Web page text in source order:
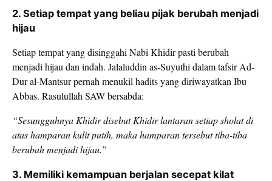
2. Setiap tempat yang beliau pijak berubah menjadi
hijau
Setiap tempat yang disinggahi Nabi Khidir pasti berubah
menjadi hijau dan indah. Jalaluddin as-Suyuthi dalam tafsir Ad-
Dur al-Mantsur pernah menukil hadits yang diriwayatkan Ibu
Abbas. Rasulullah SAW bersabda:
“Sesungguhnya Khidir disebut Khidir lantaran setiap sholat di
atas hamparan kulit putih, maka hamparan tersebut tiba-tiba
berubah menjadi hijau.”
3. Memiliki kemampuan berjalan secepat kilat